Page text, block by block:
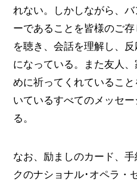
れない。しかしながら、
ーであることを皆様のご
を聴き、会話を理解し、
になっている。また友人
めに祈ってくれているこ
いているすべてのメッセ
る。
なお、励ましのカード、
クのナショナル･オペラ・